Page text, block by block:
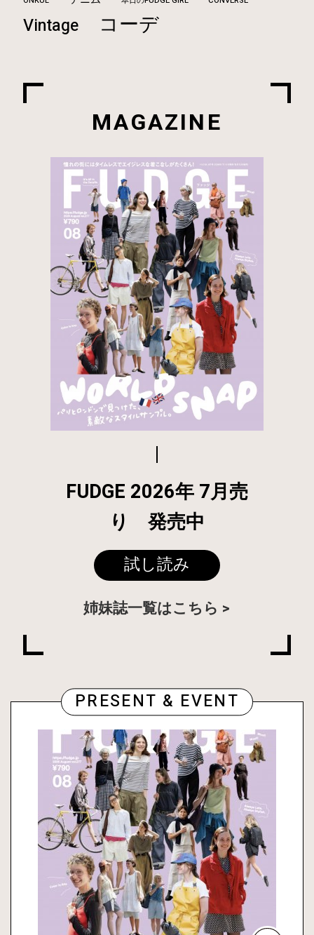
Vintage コーデ
MAGAZINE
FUDGE 2026年 7月売
り 発売中
試し読み
姉妹誌一覧はこちら
PRESENT & EVENT